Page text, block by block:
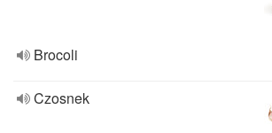
Brocoli
Czosnek